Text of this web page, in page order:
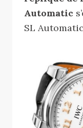
Automatic
SL